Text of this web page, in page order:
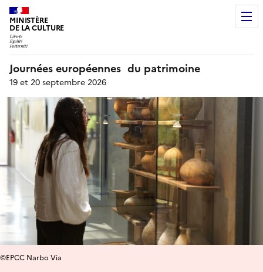
MINISTÈRE
DE LA CULTURE
Journées européennes du patrimoine
19 et 20 septembre 2026
©EPCC Narbo Via